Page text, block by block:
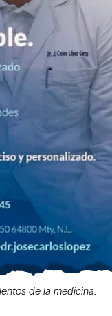
de la medicina.